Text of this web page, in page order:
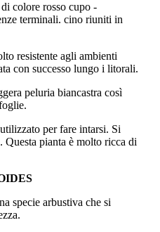
colore rosso cupo -
terminali. cino riuniti in
resistente agli ambienti
con successo lungo i litorali.
peluria biancastra così
per fare intarsi. Si
Questa pianta è molto ricca di
specie arbustiva che si